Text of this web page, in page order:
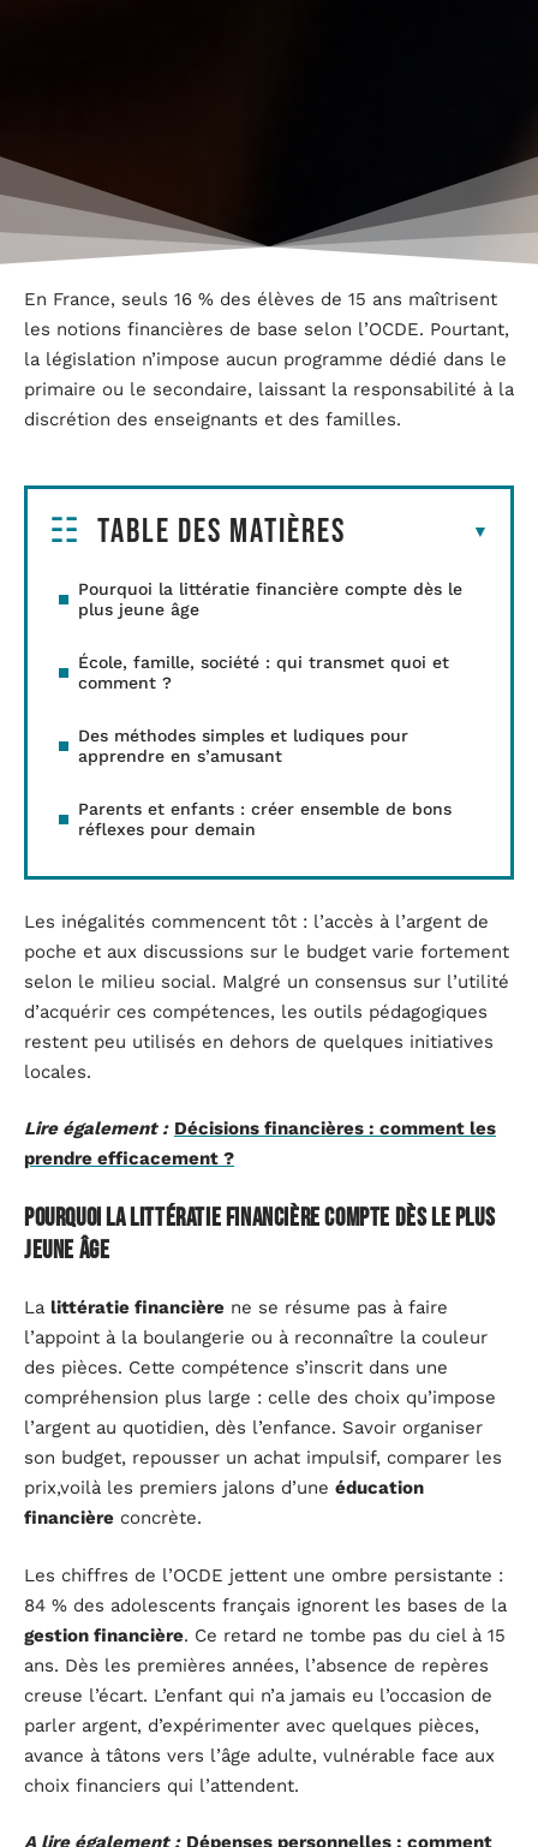
En France, seuls 16 % des élèves de 15 ans maîtrisent
les notions financières de base selon l’OCDE. Pourtant,
la législation n’impose aucun programme dédié dans le
primaire ou le secondaire, laissant la responsabilité à la
discrétion des enseignants et des familles.
Table des matières
Pourquoi la littératie financière compte dès le
plus jeune âge
École, famille, société : qui transmet quoi et
comment ?
Des méthodes simples et ludiques pour
apprendre en s’amusant
Parents et enfants : créer ensemble de bons
réflexes pour demain
Les inégalités commencent tôt : l’accès à l’argent de
poche et aux discussions sur le budget varie fortement
selon le milieu social. Malgré un consensus sur l’utilité
d’acquérir ces compétences, les outils pédagogiques
restent peu utilisés en dehors de quelques initiatives
locales.
Lire également : Décisions financières : comment les
prendre efficacement ?
Pourquoi la littératie financière compte dès le plus
jeune âge
La littératie financière ne se résume pas à faire
l’appoint à la boulangerie ou à reconnaître la couleur
des pièces. Cette compétence s’inscrit dans une
compréhension plus large : celle des choix qu’impose
l’argent au quotidien, dès l’enfance. Savoir organiser
son budget, repousser un achat impulsif, comparer les
prix,voilà les premiers jalons d’une éducation
financière concrète.
Les chiffres de l’OCDE jettent une ombre persistante :
84 % des adolescents français ignorent les bases de la
gestion financière. Ce retard ne tombe pas du ciel à 15
ans. Dès les premières années, l’absence de repères
creuse l’écart. L’enfant qui n’a jamais eu l’occasion de
parler argent, d’expérimenter avec quelques pièces,
avance à tâtons vers l’âge adulte, vulnérable face aux
choix financiers qui l’attendent.
A lire également : Dépenses personnelles : comment